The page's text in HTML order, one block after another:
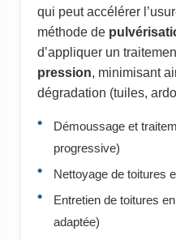
qui peut accélérer
méthode de
d’appliquer un
pression, minimisant
dégradation (tuiles,
Démoussage et
progressive)
Nettoyage de toitures
Entretien de toitures
adaptée)